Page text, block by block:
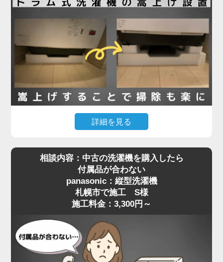
栓金具）が本体と干渉してしまい、奥まで入らず断
念されたとのことでした。
現地確認のうえ、干渉の原因が水栓の出っ張りであ
ることを特定。そこで、出幅の少ない「壁ピタ水
栓」に交換することで、洗濯機がすっきり収まるス
ペースを確保しました。その後、洗濯機を慎重に搬
入・設置し、給水・排水ホースの接続、動作確認ま
で丁寧に対応。施工料金は13,780円～で、機器の扱
いが難しい場所でもしっかりサポートしています。
洗濯機取り付けは「置くだけ」では済まない場合も
多く、ちょっとした配管や水栓の干渉が障害になる
ことがあります。設置でお困りの際は、ぜひ専門業
者へご相談ください。プロの目線で、的確な対応を
ご提案いたします。
詳細を見る
圧洗浄に対応するには、洗濯機を嵩上げしないとい
けない」と管理会社から案内されたものの、「洗濯
機が重すぎて持ち上げられない」というお悩みで、
札幌市でご依頼いただいたK様の施工事例をご紹介
設置されていたのは、Panasonicのドラム式洗濯
機。一般的な縦型と比べて本体が非常に重く、ご自
身で嵩上げ台を取り付けるのは現実的ではありませ
相談内容：中古の洗濯機を購入したら
付属品が合わない
panasonic：縦型洗濯機
札幌市で施工 S様
施工料金：3,300円～